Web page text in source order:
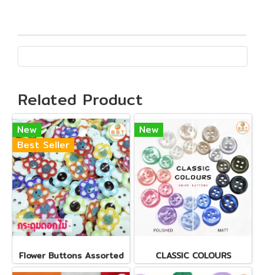
Related Product
New
Best Seller
Flower Buttons Assorted
New
CLASSIC COLOURS